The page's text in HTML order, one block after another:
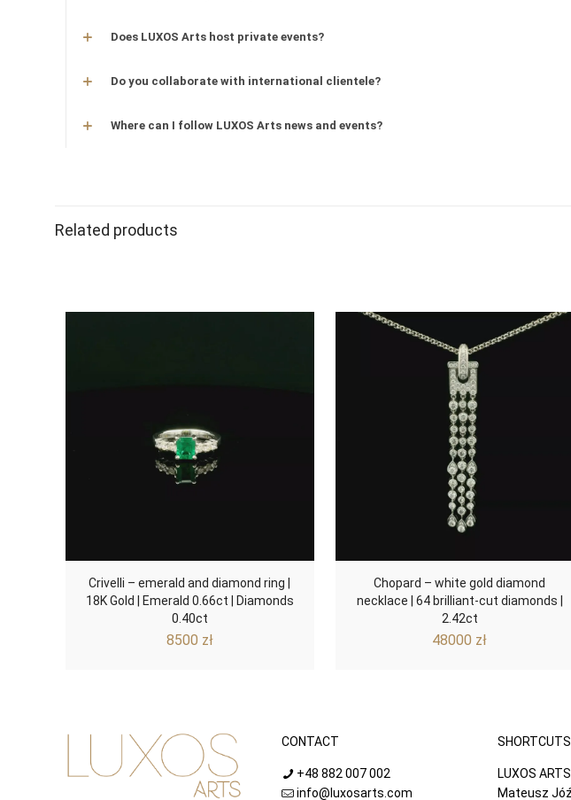
Does LUXOS Arts host private events?
Do you collaborate with international clientele?
Where can I follow LUXOS Arts news and events?
Related products
Crivelli – emerald and diamond ring |
18K Gold | Emerald 0.66ct | Diamonds
0.40ct
8500 zł
Chopard – white gold diamond
necklace | 64 brilliant-cut diamonds |
2.42ct
48000 zł
CONTACT
+48 882 007 002
info@luxosarts.com
SHORTCUTS
LUXOS ARTS
Mateusz